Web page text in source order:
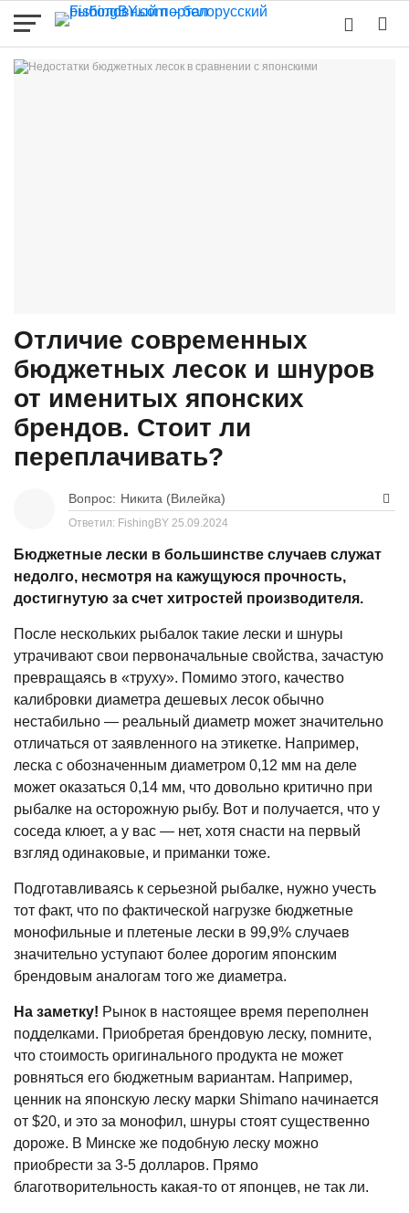
Отличие современных
бюджетных лесок и шнуров
от именитых японских
брендов. Стоит ли
переплачивать?
Вопрос: Никита (Вилейка)
Ответил: FishingBY 25.09.2024
Бюджетные лески в большинстве случаев служат
недолго, несмотря на кажущуюся прочность,
достигнутую за счет хитростей производителя.
После нескольких рыбалок такие лески и шнуры
утрачивают свои первоначальные свойства, зачастую
превращаясь в «труху». Помимо этого, качество
калибровки диаметра дешевых лесок обычно
нестабильно — реальный диаметр может значительно
отличаться от заявленного на этикетке. Например,
леска с обозначенным диаметром 0,12 мм на деле
может оказаться 0,14 мм, что довольно критично при
рыбалке на осторожную рыбу. Вот и получается, что у
соседа клюет, а у вас — нет, хотя снасти на первый
взгляд одинаковые, и приманки тоже.
Подготавливаясь к серьезной рыбалке, нужно учесть
тот факт, что по фактической нагрузке бюджетные
монофильные и плетеные лески в 99,9% случаев
значительно уступают более дорогим японским
брендовым аналогам того же диаметра.
На заметку! Рынок в настоящее время переполнен
подделками. Приобретая брендовую леску, помните,
что стоимость оригинального продукта не может
ровняться его бюджетным вариантам. Например,
ценник на японскую леску марки Shimano начинается
от $20, и это за монофил, шнуры стоят существенно
дороже. В Минске же подобную леску можно
приобрести за 3-5 долларов. Прямо
благотворительность какая-то от японцев, не так ли.